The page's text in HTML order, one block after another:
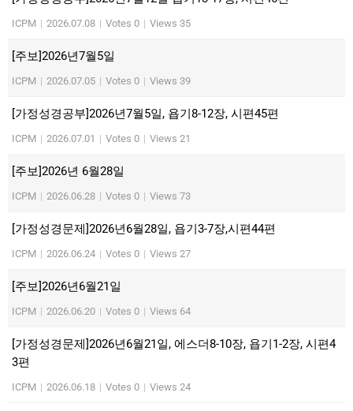
ICPM | 2026.07.08 | Votes 0 | Views 35
[주보]2026년7월5일
ICPM | 2026.07.05 | Votes 0 | Views 39
[가정성경공부]2026년7월5일, 욥기8-12장, 시편45편
ICPM | 2026.07.01 | Votes 0 | Views 21
[주보]2026년 6월28일
ICPM | 2026.06.28 | Votes 0 | Views 73
[가정성경문제]2026년6월28일, 욥기3-7장,시편44편
ICPM | 2026.06.24 | Votes 0 | Views 27
[주보]2026년6월21일
ICPM | 2026.06.20 | Votes 0 | Views 64
[가정성경문제]2026년6월21일, 에스더8-10장, 욥기1-2장, 시편4
3편
ICPM | 2026.06.18 | Votes 0 | Views 24